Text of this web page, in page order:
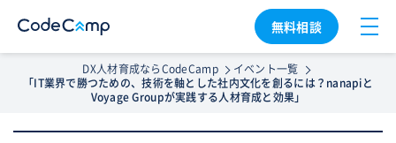
無料相談
DX人材育成ならCodeCamp
イベント一覧
「IT業界で勝つための、技術を軸とした社内文化を創るには？nanapiと
Voyage Groupが実践する人材育成と効果」